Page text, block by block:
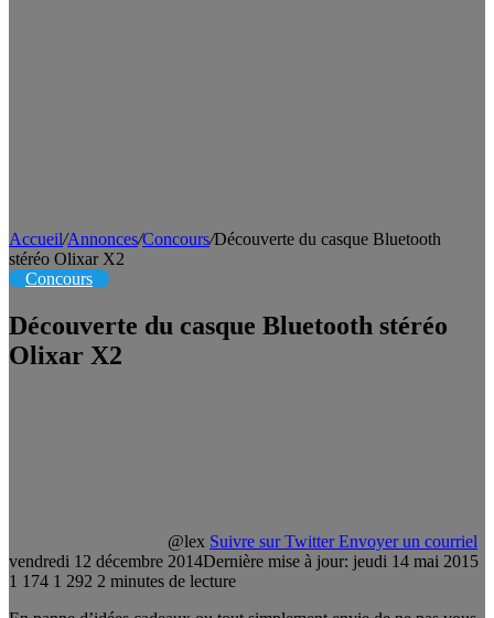
Accueil/Annonces/Concours/Découverte du casque Bluetooth
stéréo Olixar X2
Concours
Découverte du casque Bluetooth stéréo
Olixar X2
@lex Suivre sur Twitter Envoyer un courriel
vendredi 12 décembre 2014Dernière mise à jour: jeudi 14 mai 2015
1 174 1 292 2 minutes de lecture